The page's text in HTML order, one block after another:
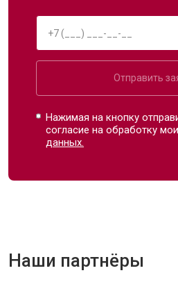
Отправить
Нажимая на кнопку
согласие на обработку
данных.
Наши партнёры